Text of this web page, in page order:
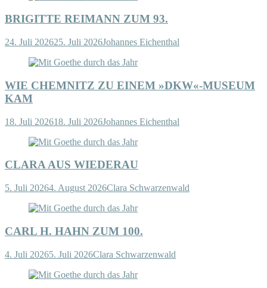
BRIGITTE REIMANN ZUM 93.
24. Juli 202625. Juli 2026Johannes Eichenthal
WIE CHEMNITZ ZU EINEM »DKW«-MUSEUM
KAM
18. Juli 202618. Juli 2026Johannes Eichenthal
CLARA AUS WIEDERAU
5. Juli 20264. August 2026Clara Schwarzenwald
CARL H. HAHN ZUM 100.
4. Juli 20265. Juli 2026Clara Schwarzenwald